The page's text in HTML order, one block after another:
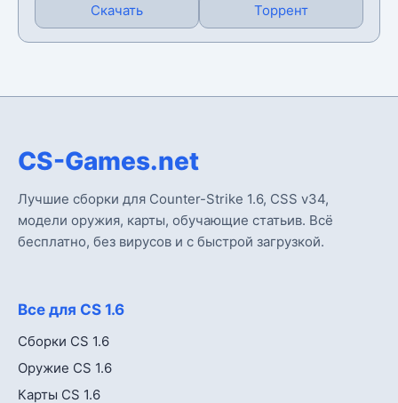
Скачать Торрент
CS-Games.net
Лучшие сборки для Counter-Strike 1.6, CSS v34,
модели оружия, карты, обучающие статьив. Всё
бесплатно, без вирусов и с быстрой загрузкой.
Все для CS 1.6
Сборки CS 1.6
Оружие CS 1.6
Карты CS 1.6